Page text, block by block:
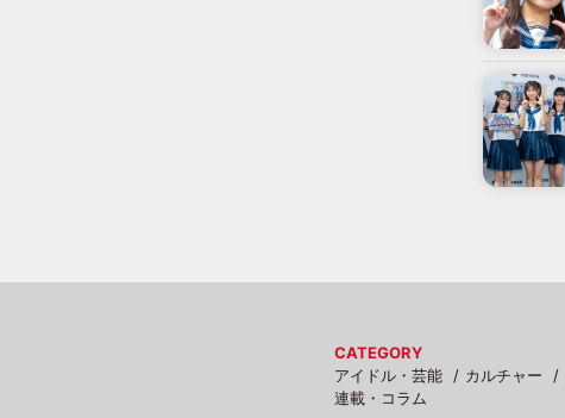
CATEGORY
アイドル・芸能
カルチャー
連載・コラム